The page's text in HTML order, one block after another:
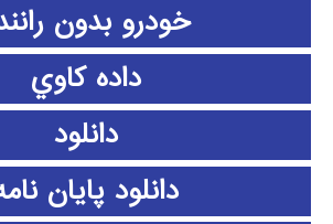
خودرو بدون
داده كاوي
دانلود
دانلود پايان